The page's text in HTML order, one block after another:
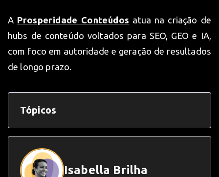
A Prosperidade Conteúdos atua na criação de
hubs de conteúdo voltados para SEO, GEO e IA,
com foco em autoridade e geração de resultados
de longo prazo.
Tópicos
Isabella Brilha